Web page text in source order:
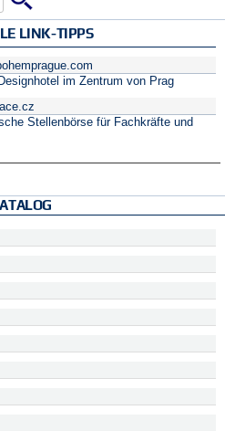
LINK-TIPPS
im Zentrum von Prag
Stellenbörse für Fachkräfte und